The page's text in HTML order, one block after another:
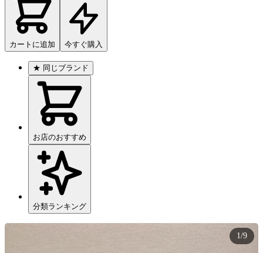
1/9
カートに追加 今すぐ購入
★ 同じブランド
お店のおすすめ
分類ランキング